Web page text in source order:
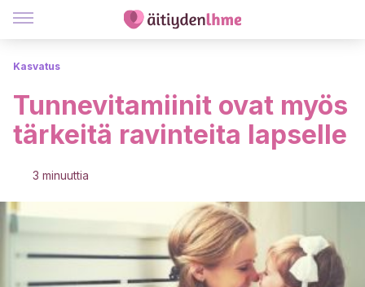
Kasvatus
Tunnevitamiinit ovat myös
tärkeitä ravinteita lapselle
3 minuuttia